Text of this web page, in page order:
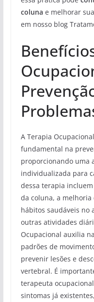
coluna e melhorar
em nosso blog
A Terapia
fundamental na
proporcionando uma
individualizada para
dessa terapia
da coluna, a
hábitos saudáveis no
outras atividades
Ocupacional auxilia
padrões de
prevenir lesões e
vertebral. É
terapeuta
sintomas já